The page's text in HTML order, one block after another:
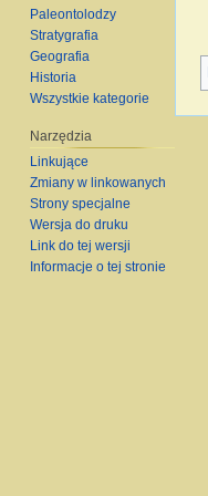
Paleontolodzy
Stratygrafia
Geografia
Historia
Wszystkie kategorie
Narzędzia
Linkujące
Zmiany w linkowanych
Strony specjalne
Wersja do druku
Link do tej wersji
Informacje o tej stronie